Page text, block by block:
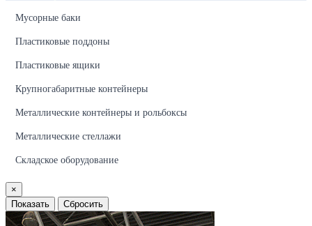
Мусорные баки
Пластиковые поддоны
Пластиковые ящики
Крупногабаритные контейнеры
Металлические контейнеры и рольбоксы
Металлические стеллажи
Складское оборудование
×
Показать
Сбросить